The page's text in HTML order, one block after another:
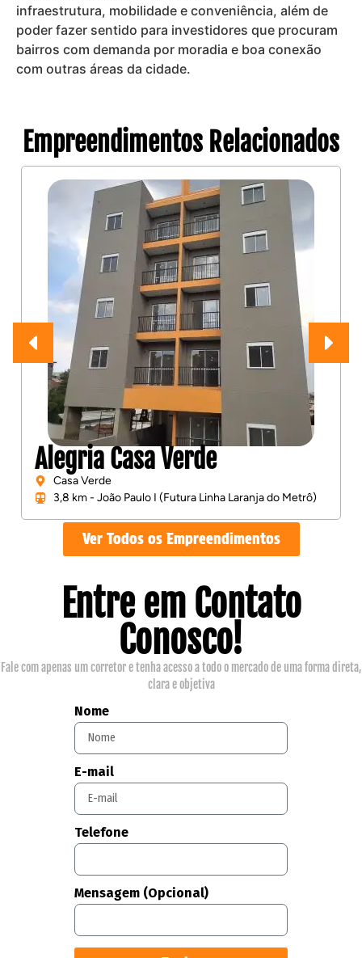
infraestrutura, mobilidade e conveniência, além de
poder fazer sentido para investidores que procuram
bairros com demanda por moradia e boa conexão
com outras áreas da cidade.
Empreendimentos Relacionados
Alegria Casa Verde
Casa Verde
3,8 km - João Paulo I (Futura Linha Laranja do Metrô)
Ver Todos os Empreendimentos
Entre em Contato
Conosco!
Fale com apenas um corretor e tenha acesso a todo o mercado de uma forma direta,
clara e objetiva
Nome
E-mail
Telefone
Mensagem (Opcional)